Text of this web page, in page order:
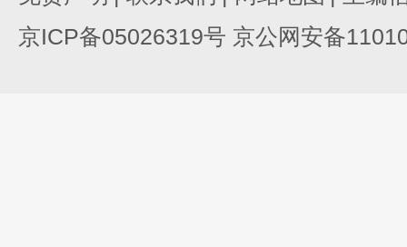
京ICP备05026319号 京公网安备